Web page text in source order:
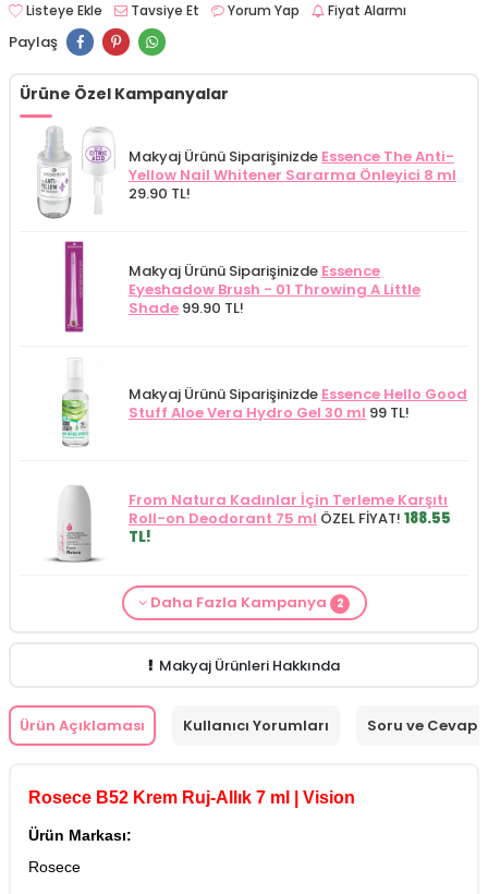
Listeye Ekle Tavsiye Et Yorum Yap Fiyat Alarmı
Paylaş
Ürüne Özel Kampanyalar
Makyaj Ürünü Siparişinizde Essence The Anti-
Yellow Nail Whitener Sararma Önleyici 8 ml
29.90 TL!
Makyaj Ürünü Siparişinizde Essence
Eyeshadow Brush - 01 Throwing A Little
Shade 99.90 TL!
Makyaj Ürünü Siparişinizde Essence Hello Good
Stuff Aloe Vera Hydro Gel 30 ml 99 TL!
From Natura Kadınlar İçin Terleme Karşıtı
Roll-on Deodorant 75 ml ÖZEL FİYAT! 188.55
TL!
Makyaj Kategorisine Özel Fiyatİdea Derma
Makyaj Ürünü Siparişinizdeİnnova Wash Gel
Daha Fazla Kampanya 2
Makyaj Ürünleri Hakkında
Ürün Açıklaması Kullanıcı Yorumları Soru ve Cevap
Rosece B52 Krem Ruj-Allık 7 ml | Vision
Ürün Markası:
Rosece